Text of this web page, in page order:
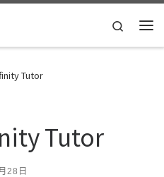
Search
Tutor
Tutor
28日